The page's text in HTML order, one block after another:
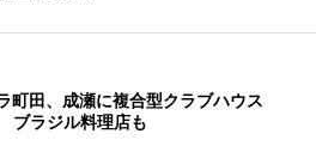
町田、成瀬に複合型クラブハウス
ブラジル料理店も